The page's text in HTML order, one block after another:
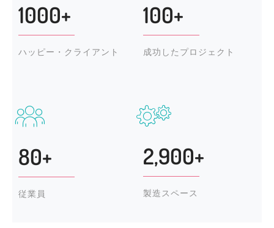
1000+
ハッピー・クライアント
100+
成功したプロジェクト
80+
従業員
2,900+
製造スペース